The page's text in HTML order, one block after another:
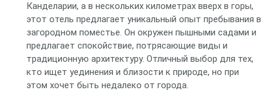
Канделарии, а в нескольких километрах вверх в горы,
этот отель предлагает уникальный опыт пребывания в
загородном поместье. Он окружен пышными садами и
предлагает спокойствие, потрясающие виды и
традиционную архитектуру. Отличный выбор для тех,
кто ищет уединения и близости к природе, но при
этом хочет быть недалеко от города.